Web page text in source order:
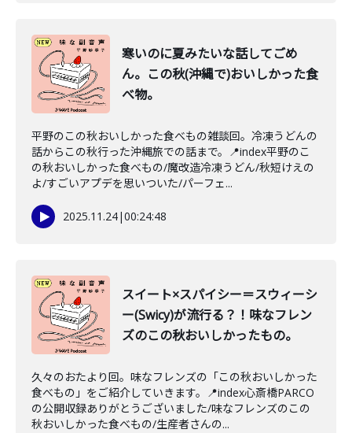
寒いのに夏みたいな話してごめ
ん。この秋(沖縄で)おいしかった食
べ物。
平野のこの秋おいしかった食べもの雑談回。冷凍うどんの
話からこの秋行った沖縄旅での話まで。📍index平野のこ
の秋おいしかった食べもの/魔改造冷凍うどん/秋短けえの
よ/すごいアプデを思いついた/パーフェ...
2025.11.24|00:24:48
スイート×スパイシー＝スウィーシ
ー(Swicy)が流行る？！味なフレン
ズのこの秋おいしかったもの。
久々のおたより回。味なフレンズの「この秋おいしかった
食べもの」をご紹介していきます。📍index心斎橋PARCO
の公開収録ありがとうございました/味なフレンズのこの
秋おいしかった食べもの/生産者さんの...